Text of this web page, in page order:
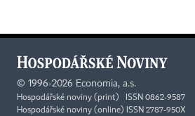
© 1996-2026 Economia, a.s.
Hospodářské noviny (print) ISSN 0862-9587
Hospodářské noviny (online) ISSN 2787-950X